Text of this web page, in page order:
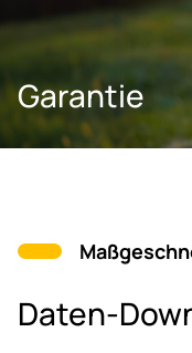
Garantie
Daten-